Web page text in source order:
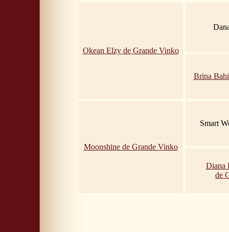
Okean Elzy de Grande Vinko
Brina
Moonshine de Grande Vinko
Smart
Diana
de